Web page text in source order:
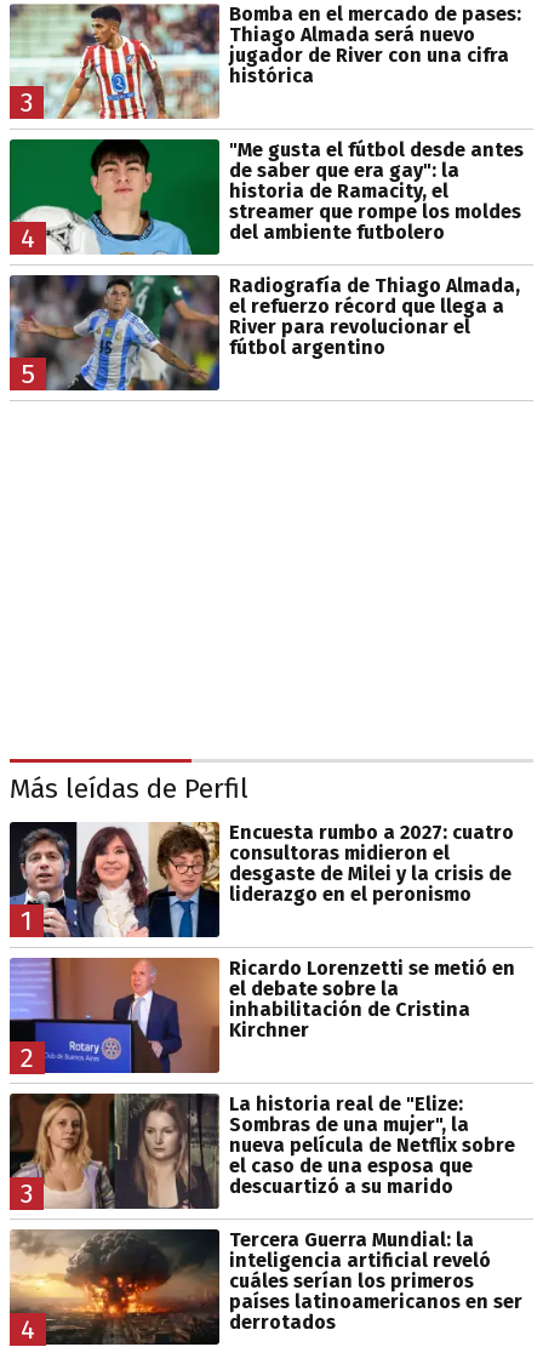
3
Bomba en el mercado de pases:
Thiago Almada será nuevo
jugador de River con una cifra
histórica
4
"Me gusta el fútbol desde antes
de saber que era gay": la
historia de Ramacity, el
streamer que rompe los moldes
del ambiente futbolero
5
Radiografía de Thiago Almada,
el refuerzo récord que llega a
River para revolucionar el
fútbol argentino
Más leídas de Perfil
1
Encuesta rumbo a 2027: cuatro
consultoras midieron el
desgaste de Milei y la crisis de
liderazgo en el peronismo
2
Ricardo Lorenzetti se metió en
el debate sobre la
inhabilitación de Cristina
Kirchner
3
La historia real de "Elize:
Sombras de una mujer", la
nueva película de Netflix sobre
el caso de una esposa que
descuartizó a su marido
4
Tercera Guerra Mundial: la
inteligencia artificial reveló
cuáles serían los primeros
países latinoamericanos en ser
derrotados